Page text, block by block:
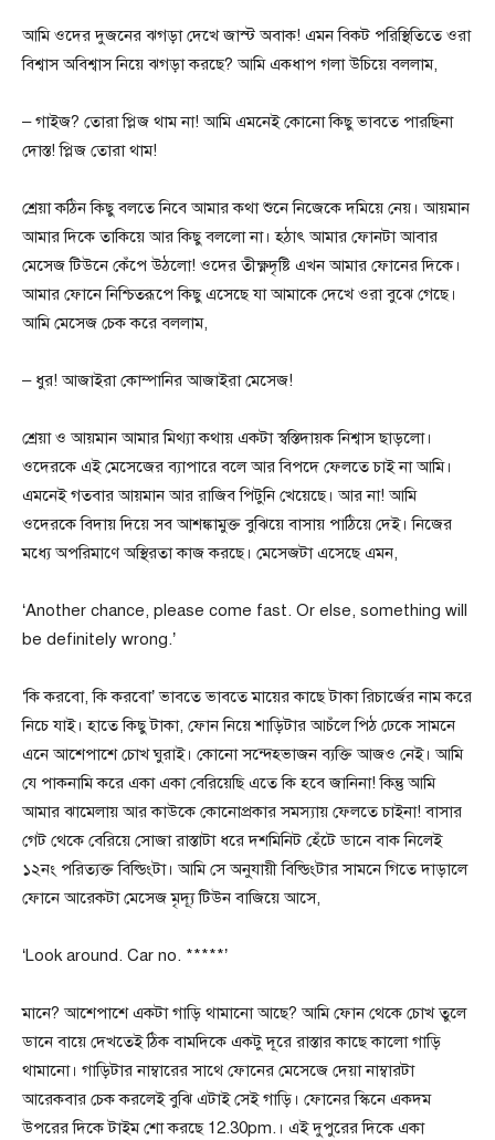
আমি ওদের দুজনের ঝগড়া দেখে জাস্ট অবাক! এমন বিকট পরিস্থিতিতে ওরা
বিশ্বাস অবিশ্বাস নিয়ে ঝগড়া করছে? আমি একধাপ গলা উচিয়ে বললাম,
– গাইজ? তোরা প্লিজ থাম না! আমি এমনেই কোনো কিছু ভাবতে পারছিনা
দোস্ত! প্লিজ তোরা থাম!
শ্রেয়া কঠিন কিছু বলতে নিবে আমার কথা শুনে নিজেকে দমিয়ে নেয়। আয়মান
আমার দিকে তাকিয়ে আর কিছু বললো না। হঠাৎ আমার ফোনটা আবার
মেসেজ টিউনে কেঁপে উঠলো! ওদের তীক্ষ্ণদৃষ্টি এখন আমার ফোনের দিকে।
আমার ফোনে নিশ্চিতরূপে কিছু এসেছে যা আমাকে দেখে ওরা বুঝে গেছে।
আমি মেসেজ চেক করে বললাম,
– ধুর! আজাইরা কোম্পানির আজাইরা মেসেজ!
শ্রেয়া ও আয়মান আমার মিথ্যা কথায় একটা স্বস্তিদায়ক নিশ্বাস ছাড়লো।
ওদেরকে এই মেসেজের ব্যাপারে বলে আর বিপদে ফেলতে চাই না আমি।
এমনেই গতবার আয়মান আর রাজিব পিটুনি খেয়েছে। আর না! আমি
ওদেরকে বিদায় দিয়ে সব আশঙ্কামুক্ত বুঝিয়ে বাসায় পাঠিয়ে দেই। নিজের
মধ্যে অপরিমাণে অস্থিরতা কাজ করছে। মেসেজটা এসেছে এমন,
‘Another chance, please come fast. Or else, something will
be definitely wrong.’
‘কি করবো, কি করবো’ ভাবতে ভাবতে মায়ের কাছে টাকা রিচার্জের নাম করে
নিচে যাই। হাতে কিছু টাকা, ফোন নিয়ে শাড়িটার আচঁলে পিঠ ঢেকে সামনে
এনে আশেপাশে চোখ ঘুরাই। কোনো সন্দেহভাজন ব্যক্তি আজও নেই। আমি
যে পাকনামি করে একা একা বেরিয়েছি এতে কি হবে জানিনা! কিন্তু আমি
আমার ঝামেলায় আর কাউকে কোনোপ্রকার সমস্যায় ফেলতে চাইনা! বাসার
গেট থেকে বেরিয়ে সোজা রাস্তাটা ধরে দশমিনিট হেঁটে ডানে বাক নিলেই
১২নং পরিত্যক্ত বিল্ডিংটা। আমি সে অনুযায়ী বিল্ডিংটার সামনে গিতে দাড়ালে
ফোনে আরেকটা মেসেজ মৃদ্যূ টিউন বাজিয়ে আসে,
‘Look around. Car no. *****’
মানে? আশেপাশে একটা গাড়ি থামানো আছে? আমি ফোন থেকে চোখ তুলে
ডানে বায়ে দেখতেই ঠিক বামদিকে একটু দূরে রাস্তার কাছে কালো গাড়ি
থামানো। গাড়িটার নাম্বারের সাথে ফোনের মেসেজে দেয়া নাম্বারটা
আরেকবার চেক করলেই বুঝি এটাই সেই গাড়ি। ফোনের স্কিনে একদম
উপরের দিকে টাইম শো করছে 12.30pm.। এই দুপুরের দিকে একা